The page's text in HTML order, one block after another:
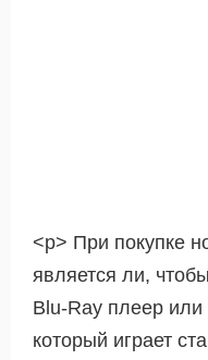
<р> При покупке
является ли,
Blu-Ray плеер
который играет